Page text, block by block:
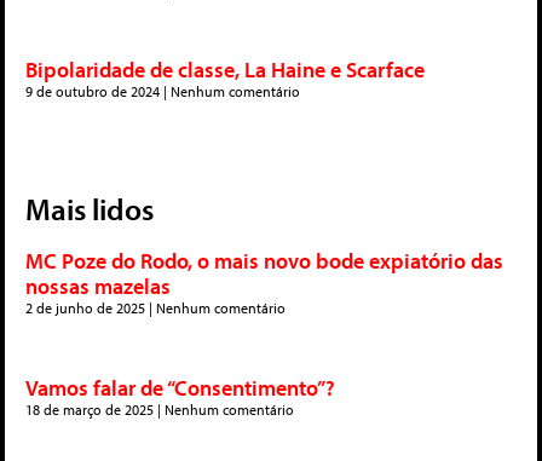
Bipolaridade de classe, La Haine e Scarface
9 de outubro de 2024 Nenhum comentário
Mais lidos
MC Poze do Rodo, o mais novo bode expiatório das
nossas mazelas
2 de junho de 2025 Nenhum comentário
Vamos falar de “Consentimento”?
18 de março de 2025 Nenhum comentário